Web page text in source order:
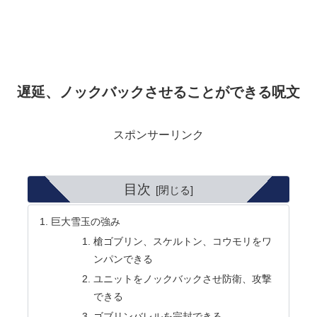
遅延、ノックバックさせることができる呪文
スポンサーリンク
目次
巨大雪玉の強み
槍ゴブリン、スケルトン、コウモリをワ
ンパンできる
ユニットをノックバックさせ防衛、攻撃
できる